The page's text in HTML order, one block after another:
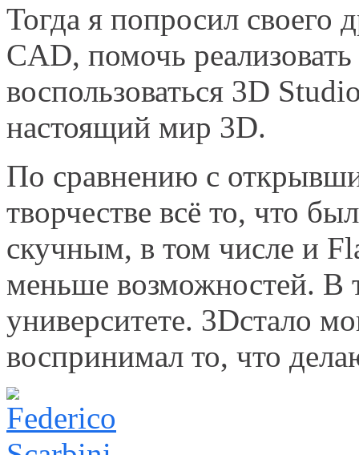
Тогда я попросил своего
CAD, помочь
воспользоваться 3D
настоящий мир 3D.
По сравнению с
творчестве всё то, что
скучным, в том числе и
меньше возможностей. В
университете. 3Dстало
воспринимал то, что